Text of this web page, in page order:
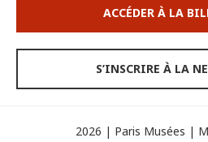
ACCÉDER À LA
S’INSCRIRE À LA
2026 | Paris Musées |